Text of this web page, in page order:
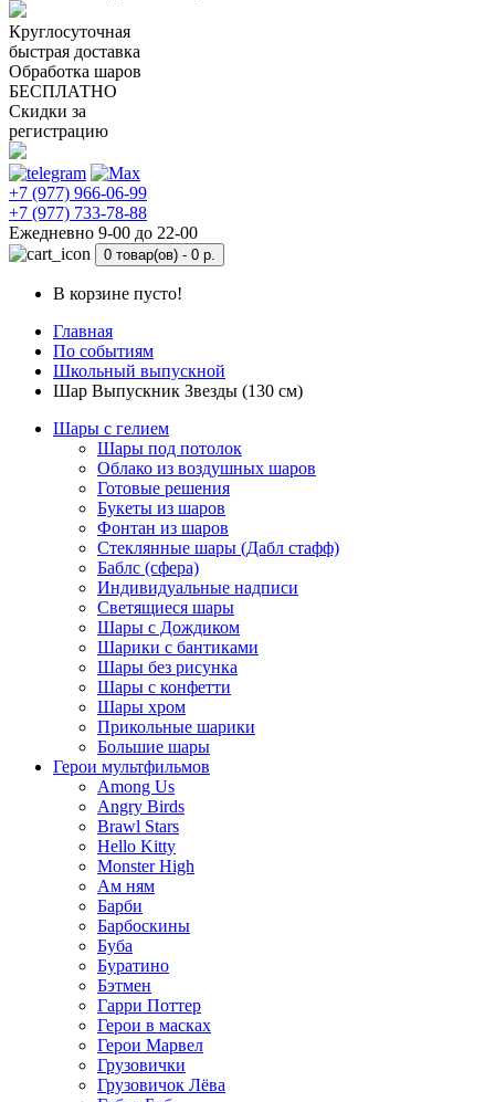
Круглосуточная
быстрая доставка
Обработка шаров
БЕСПЛАТНО
Скидки за
регистрацию
+7 (977) 966-06-99
+7 (977) 733-78-88
Ежедневно 9-00 до 22-00
0 товар(ов) - 0 р.
В корзине пусто!
Главная
По событиям
Школьный выпускной
Шар Выпускник Звезды (130 см)
Шары с гелием
Шары под потолок
Облако из воздушных шаров
Готовые решения
Букеты из шаров
Фонтан из шаров
Стеклянные шары (Дабл стафф)
Баблс (сфера)
Индивидуальные надписи
Светящиеся шары
Шары с Дождиком
Шарики с бантиками
Шары без рисунка
Шары с конфетти
Шары хром
Прикольные шарики
Большие шары
Герои мультфильмов
Among Us
Angry Birds
Brawl Stars
Hello Kitty
Monster High
Ам ням
Барби
Барбоскины
Буба
Буратино
Бэтмен
Гарри Поттер
Герои в масках
Герои Марвел
Грузовички
Грузовичок Лёва